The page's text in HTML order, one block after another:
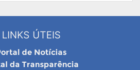
LINKS ÚTEIS
de Notícias
da Transparência